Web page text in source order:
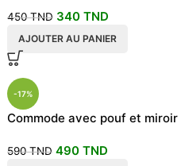
450TND 340 TND
AJOUTER AU PANIER
-17%
Commode avec pouf et miroir
590TND 490 TND